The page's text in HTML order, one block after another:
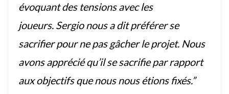
évoquant des tensions avec les
joueurs. Sergio nous a dit préférer se
sacrifier pour ne pas gâcher le projet. Nous
avons apprécié qu’il se sacrifie par rapport
aux objectifs que nous nous étions fixés.”